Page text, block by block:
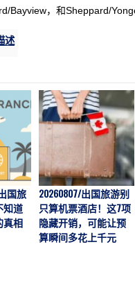
Bayview，和Sheppard/
述
国旅
知道
真相
20260807/出国旅游别
只算机票酒店！这7项
隐藏开销，可能让预
算瞬间多花上千元